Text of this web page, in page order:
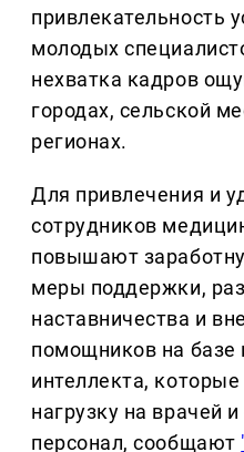
привлекательность
молодых
нехватка кадров
городах, сельской
регионах.
Для привлечения и
сотрудников
повышают
меры поддержки,
наставничества и
помощников на базе
интеллекта,
нагрузку на врачей
персонал, сообщают